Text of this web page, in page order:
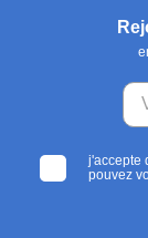
j'accepte
pouvez